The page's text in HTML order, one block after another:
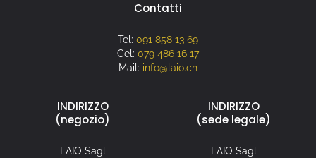
Contatti
Tel: 091 858 13 69
Cel: 079 486 16 17
Mail: info@laio.ch
INDIRIZZO
(negozio)
LAIO Sagl
INDIRIZZO
(sede legale)
LAIO Sagl